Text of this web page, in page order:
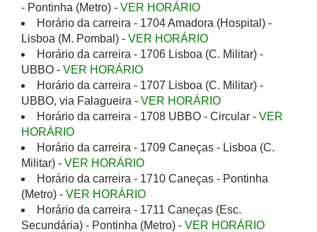
- Pontinha (Metro) - VER HORÁRIO
Horário da carreira - 1704 Amadora (Hospital) -
Lisboa (M. Pombal) - VER HORÁRIO
Horário da carreira - 1706 Lisboa (C. Militar) -
UBBO - VER HORÁRIO
Horário da carreira - 1707 Lisboa (C. Militar) -
UBBO, via Falagueira - VER HORÁRIO
Horário da carreira - 1708 UBBO - Circular - VER
HORÁRIO
Horário da carreira - 1709 Caneças - Lisboa (C.
Militar) - VER HORÁRIO
Horário da carreira - 1710 Caneças - Pontinha
(Metro) - VER HORÁRIO
Horário da carreira - 1711 Caneças (Esc.
Secundária) - Pontinha (Metro) - VER HORÁRIO